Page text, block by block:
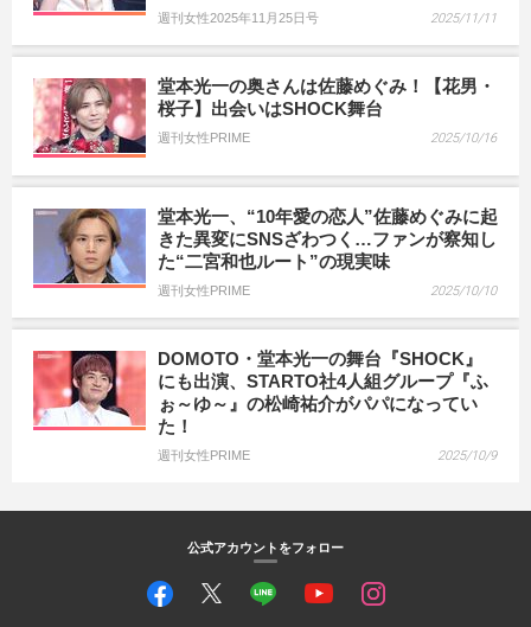
週刊女性2025年11月25日号 2025/11/11
堂本光一の奥さんは佐藤めぐみ！【花男・
桜子】出会いはSHOCK舞台
週刊女性PRIME 2025/10/16
堂本光一、“10年愛の恋人”佐藤めぐみに起
きた異変にSNSざわつく…ファンが察知し
た“二宮和也ルート”の現実味
週刊女性PRIME 2025/10/10
DOMOTO・堂本光一の舞台『SHOCK』
にも出演、STARTO社4人組グループ『ふ
ぉ～ゆ～』の松崎祐介がパパになってい
た！
週刊女性PRIME 2025/10/9
公式アカウントをフォロー